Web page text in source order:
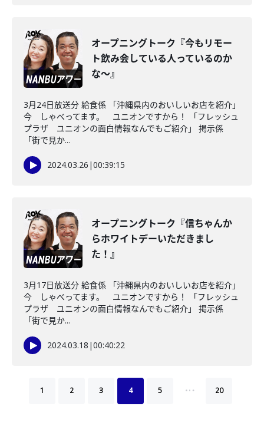
オープニングトーク『今もリモー
ト飲み会している人っているのか
な～』
3月24日放送分 給食係 「沖縄県内のおいしいお店を紹介」
今 しゃべってます。 ユニオンですから！ 「フレッシュ
プラザ ユニオンの面白情報なんでもご紹介」 掲示係
「街で見か...
2024.03.26 |00:39:15
オープニングトーク『信ちゃんか
らホワイトデーいただきまし
た！』
3月17日放送分 給食係 「沖縄県内のおいしいお店を紹介」
今 しゃべってます。 ユニオンですから！ 「フレッシュ
プラザ ユニオンの面白情報なんでもご紹介」 掲示係
「街で見か...
2024.03.18 |00:40:22
1 2 3 4 5 … 20